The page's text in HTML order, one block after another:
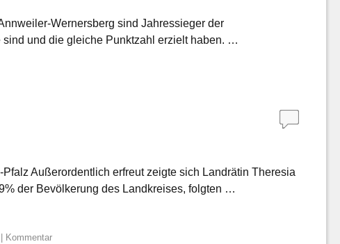
Wernersberg sind Jahressieger der
und die gleiche Punktzahl erzielt haben. …
Außerordentlich erfreut zeigte sich Landrätin Theresia
der Bevölkerung des Landkreises, folgten …
Kommentar